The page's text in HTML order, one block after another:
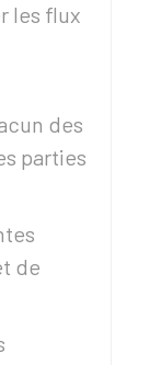
les flux
des
parties
de